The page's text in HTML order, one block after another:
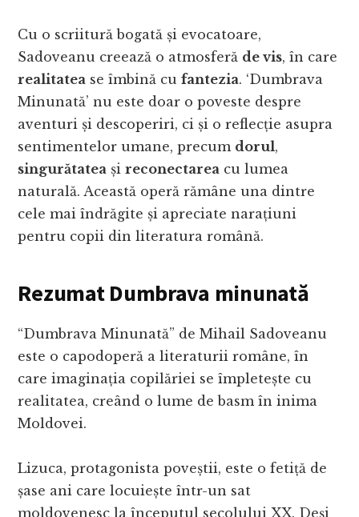
Cu o scriitură bogată și evocatoare,
Sadoveanu creează o atmosferă de vis, în care
realitatea se îmbină cufantezia. ‘Dumbrava
Minunată’ nu este doar o poveste despre
aventuri și descoperiri, ci și o reflecție asupra
sentimentelor umane, precum dorul,
singurătatea șireconectarea cu lumea
naturală. Această operă rămâne una dintre
cele mai îndrăgite și apreciate narațiuni
pentru copii din literatura română.
Rezumat Dumbrava minunată
“Dumbrava Minunată” de Mihail Sadoveanu
este o capodoperă a literaturii române, în
care imaginația copilăriei se împletește cu
realitatea, creând o lume de basm în inima
Moldovei.
Lizuca, protagonista poveștii, este o fetiță de
șase ani care locuiește într-un sat
moldovenesc la începutul secolului XX. Deși